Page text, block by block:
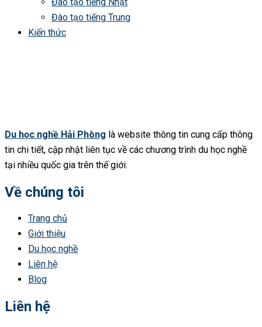
Đào tạo tiếng Trung
Kiến thức
Du học nghề Hải Phòng là website thông tin cung cấp thông
tin chi tiết, cập nhật liên tục về các chương trình du học nghề
tại nhiều quốc gia trên thế giới.
Về chúng tôi
Trang chủ
Giới thiệu
Du học nghề
Liên hệ
Blog
Liên hệ